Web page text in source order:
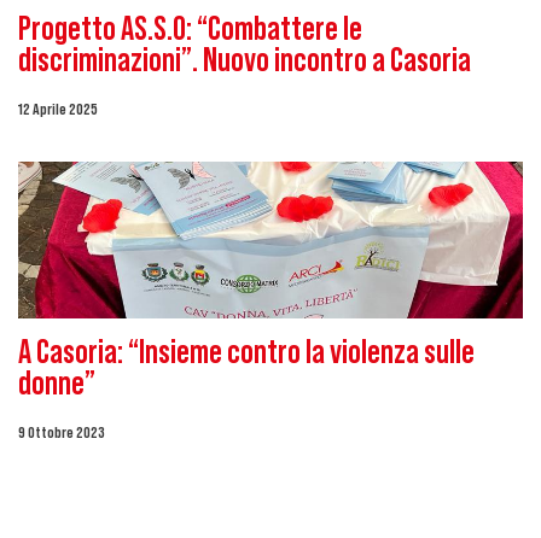
Progetto AS.S.O: “Combattere le
discriminazioni”. Nuovo incontro a Casoria
12 Aprile 2025
A Casoria: “Insieme contro la violenza sulle
donne”
9 Ottobre 2023